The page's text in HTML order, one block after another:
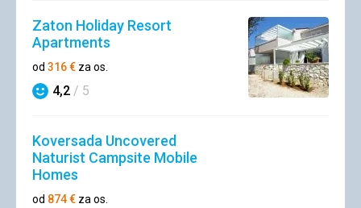
Zaton Holiday Resort
Apartments
od 316€ za os.
Hodnotenie
4,2 / 5
Koversada Uncovered
Naturist Campsite Mobile
Homes
od 874€ za os.